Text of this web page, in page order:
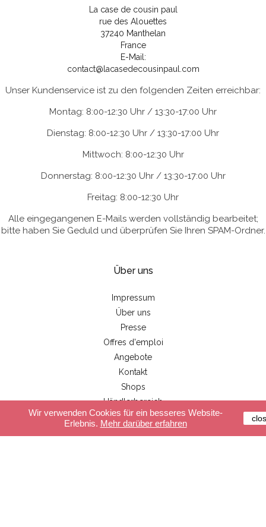
La case de cousin paul
rue des Alouettes
37240 Manthelan
France
E-Mail:
contact@lacasedecousinpaul.com
Unser Kundenservice ist zu den folgenden Zeiten erreichbar:
Montag: 8:00-12:30 Uhr / 13:30-17:00 Uhr
Dienstag: 8:00-12:30 Uhr / 13:30-17:00 Uhr
Mittwoch: 8:00-12:30 Uhr
Donnerstag: 8:00-12:30 Uhr / 13:30-17:00 Uhr
Freitag: 8:00-12:30 Uhr
Alle eingegangenen E-Mails werden vollständig bearbeitet;
bitte haben Sie Geduld und überprüfen Sie Ihren SPAM-Ordner.
Über uns
Impressum
Über uns
Presse
Offres d'emploi
Angebote
Kontakt
Shops
Händlerbereich
Wir verwenden Cookies für ein besseres Website-
Erlebnis. Mehr darüber erfahren